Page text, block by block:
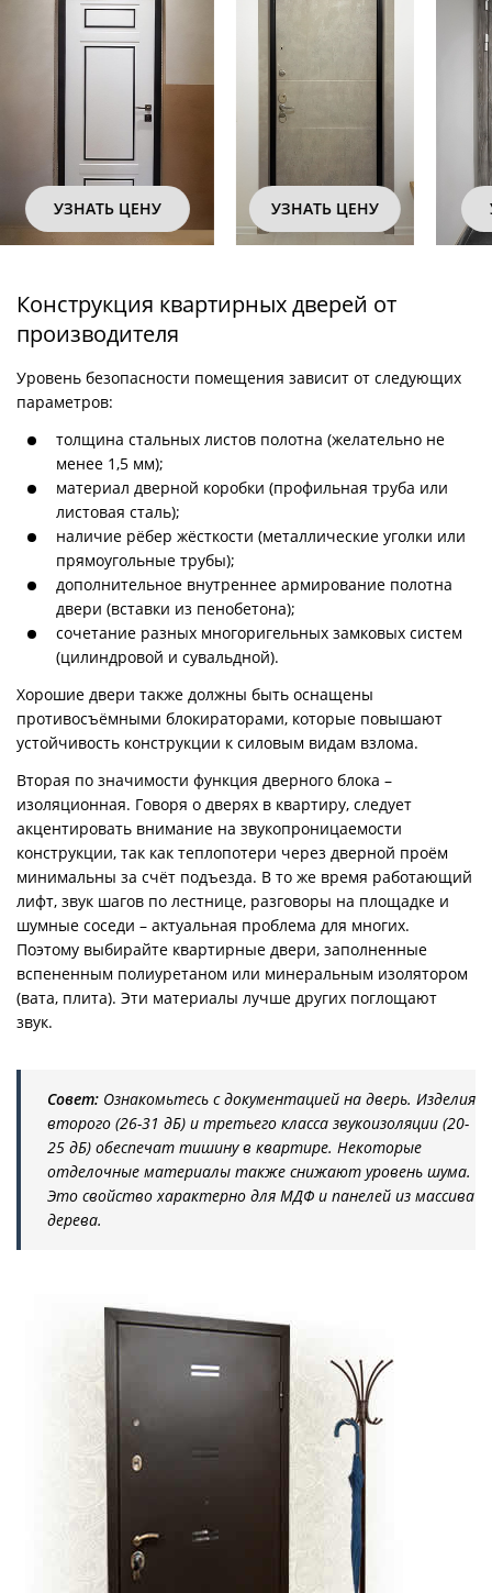
УЗНАТЬ ЦЕНУ УЗНАТЬ ЦЕНУ
Конструкция квартирных дверей от
производителя
Уровень безопасности помещения зависит от следующих
параметров:
толщина стальных листов полотна (желательно не
менее 1,5 мм);
материал дверной коробки (профильная труба или
листовая сталь);
наличие рёбер жёсткости (металлические уголки или
прямоугольные трубы);
дополнительное внутреннее армирование полотна
двери (вставки из пенобетона);
сочетание разных многоригельных замковых систем
(цилиндровой и сувальдной).
Хорошие двери также должны быть оснащены
противосъёмными блокираторами, которые повышают
устойчивость конструкции к силовым видам взлома.
Вторая по значимости функция дверного блока –
изоляционная. Говоря о дверях в квартиру, следует
акцентировать внимание на звукопроницаемости
конструкции, так как теплопотери через дверной проём
минимальны за счёт подъезда. В то же время работающий
лифт, звук шагов по лестнице, разговоры на площадке и
шумные соседи – актуальная проблема для многих.
Поэтому выбирайте квартирные двери, заполненные
вспененным полиуретаном или минеральным изолятором
(вата, плита). Эти материалы лучше других поглощают
звук.
Совет: Ознакомьтесь с документацией на дверь. Изделия
второго (26-31 дБ) и третьего класса звукоизоляции (20-
25 дБ) обеспечат тишину в квартире. Некоторые
отделочные материалы также снижают уровень шума.
Это свойство характерно для МДФ и панелей из массива
дерева.